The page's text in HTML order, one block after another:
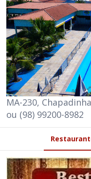
MA-230,
ou (98) 99200-8982